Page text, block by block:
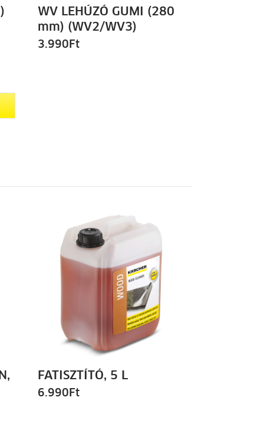
WV LEHÚZÓ GUMI (280
mm) (WV2/WV3)
3.990 Ft
FATISZTÍTÓ, 5 L
6.990 Ft